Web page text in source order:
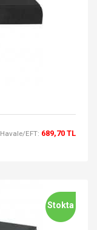
Havale/EFT: 689,70 TL
Stokta